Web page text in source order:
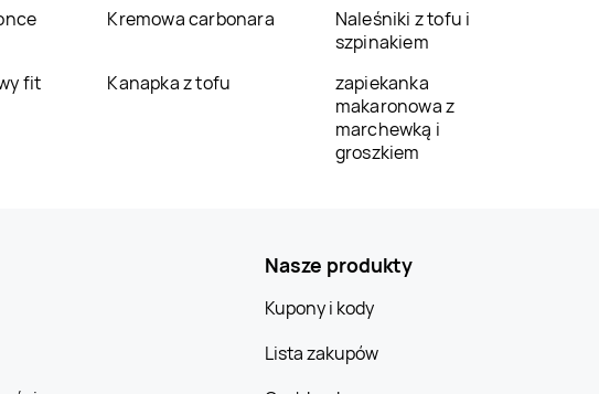
Kremowa carbonara
Naleśniki z tofu i
szpinakiem
fit Kanapka z tofu
zapiekanka
makaronowa z
marchewką i
groszkiem
Nasze produkty
Kupony i kody
Lista zakupów